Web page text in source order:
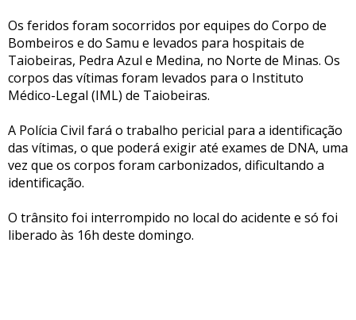
Os feridos foram socorridos por equipes do Corpo de
Bombeiros e do Samu e levados para hospitais de
Taiobeiras, Pedra Azul e Medina, no Norte de Minas. Os
corpos das vítimas foram levados para o Instituto
Médico-Legal (IML) de Taiobeiras.
A Polícia Civil fará o trabalho pericial para a identificação
das vítimas, o que poderá exigir até exames de DNA, uma
vez que os corpos foram carbonizados, dificultando a
identificação.
O trânsito foi interrompido no local do acidente e só foi
liberado às 16h deste domingo.